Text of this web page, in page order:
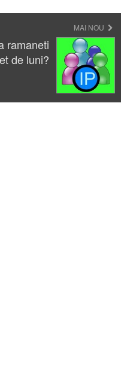
MAI NOU
ramaneti
de luni?